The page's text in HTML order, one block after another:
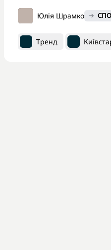
Юлія Шрамко
Тренд